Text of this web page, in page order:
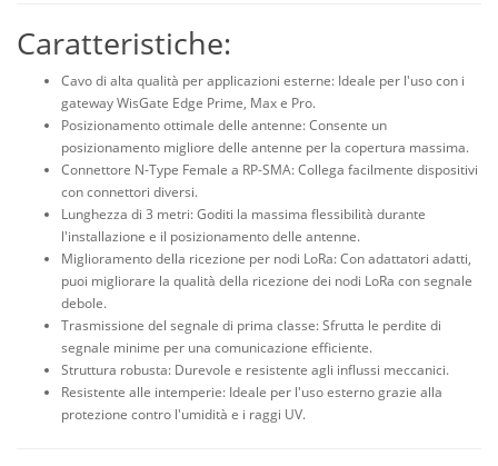
Caratteristiche:
Cavo di alta qualità per applicazioni esterne: Ideale per l'uso con i
gateway WisGate Edge Prime, Max e Pro.
Posizionamento ottimale delle antenne: Consente un
posizionamento migliore delle antenne per la copertura massima.
Connettore N-Type Female a RP-SMA: Collega facilmente dispositivi
con connettori diversi.
Lunghezza di 3 metri: Goditi la massima flessibilità durante
l'installazione e il posizionamento delle antenne.
Miglioramento della ricezione per nodi LoRa: Con adattatori adatti,
puoi migliorare la qualità della ricezione dei nodi LoRa con segnale
debole.
Trasmissione del segnale di prima classe: Sfrutta le perdite di
segnale minime per una comunicazione efficiente.
Struttura robusta: Durevole e resistente agli influssi meccanici.
Resistente alle intemperie: Ideale per l'uso esterno grazie alla
protezione contro l'umidità e i raggi UV.